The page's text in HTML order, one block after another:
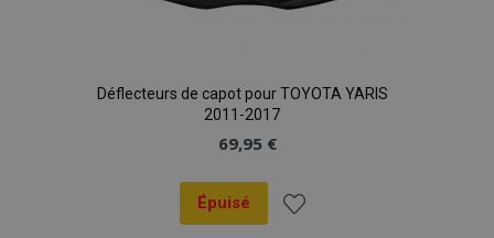
Déflecteurs de capot pour TOYOTA YARIS
2011-2017
69,95 €
Épuisé